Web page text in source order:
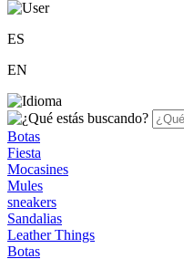
ES
EN
Botas
Fiesta
Mocasines
Mules
sneakers
Sandalias
Leather Things
Botas